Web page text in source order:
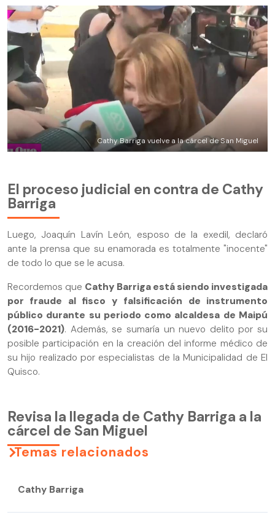
Cathy Barriga vuelve a la cárcel de San Miguel
El proceso judicial en contra de Cathy
Barriga
Luego, Joaquín Lavín León, esposo de la exedil, declaró
ante la prensa que su enamorada es totalmente "inocente"
de todo lo que se le acusa.
Recordemos que Cathy Barriga está siendo investigada
por fraude al fisco y falsificación de instrumento
público durante su periodo como alcaldesa de Maipú
(2016-2021). Además, se sumaría un nuevo delito por su
posible participación en la creación del informe médico de
su hijo realizado por especialistas de la Municipalidad de El
Quisco.
Revisa la llegada de Cathy Barriga a la
cárcel de San Miguel
Temas relacionados
Cathy Barriga